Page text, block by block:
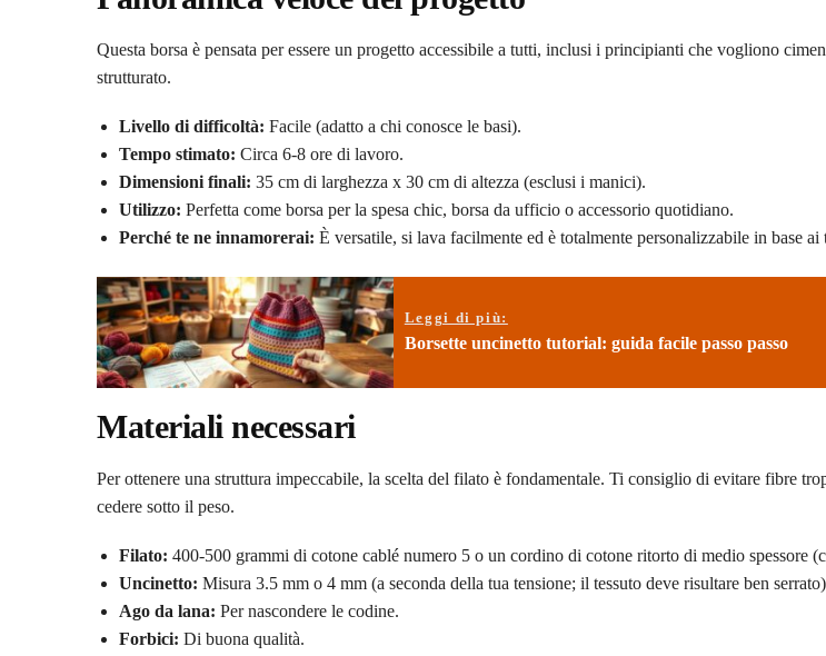
Questa borsa è pensata per essere un progetto accessibile a tutti, inclusi i principianti che vogliono
strutturato.
Livello di difficoltà: Facile (adatto a chi conosce le basi).
Tempo stimato: Circa 6-8 ore di lavoro.
Dimensioni finali: 35 cm di larghezza x 30 cm di altezza (esclusi i manici).
Utilizzo: Perfetta come borsa per la spesa chic, borsa da ufficio o accessorio quotidiano.
Perché te ne innamorerai: È versatile, si lava facilmente ed è totalmente personalizzabile in base
Leggi di più:
Borsette uncinetto tutorial: guida facile passo passo
Materiali necessari
Per ottenere una struttura impeccabile, la scelta del filato è fondamentale. Ti consiglio di evitare fibre
cedere sotto il peso.
Filato: 400-500 grammi di cotone cablé numero 5 o un cordino di cotone ritorto di medio spessore
Uncinetto: Misura 3.5 mm o 4 mm (a seconda della tua tensione; il tessuto deve risultare ben
Ago da lana: Per nascondere le codine.
Forbici: Di buona qualità.